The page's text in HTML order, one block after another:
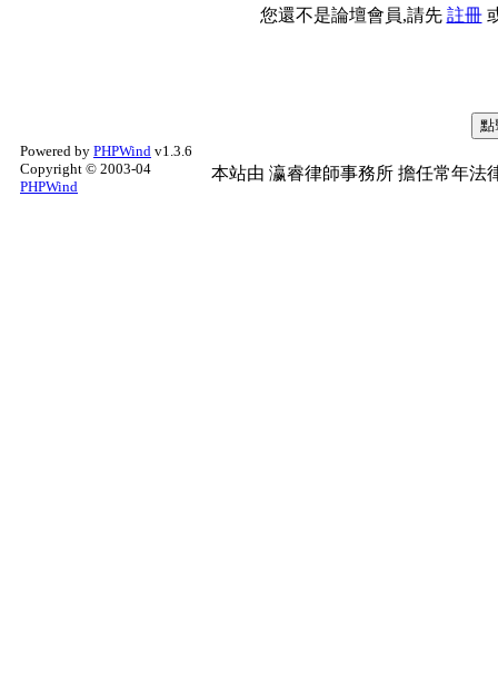
您還不是論壇會員,請先 註冊
Powered by PHPWind v1.3.6
Copyright © 2003-04
PHPWind
本站由 瀛睿律師事務所 擔任常年法